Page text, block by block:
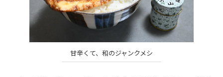
甘辛くて、和のジャンクメシ